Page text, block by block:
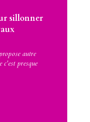
sillonner
autre
c'est presque